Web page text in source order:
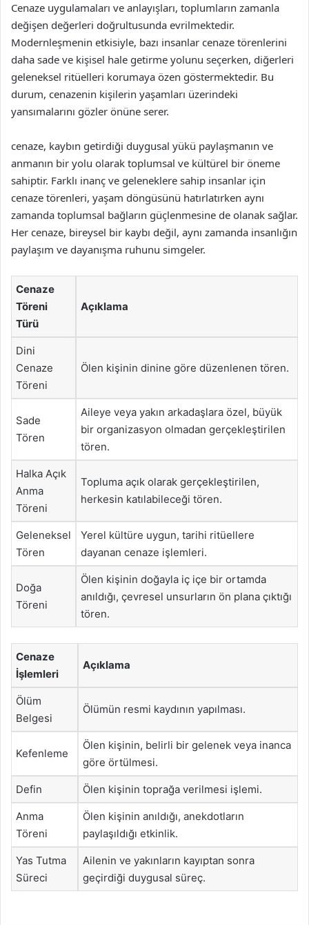
Cenaze uygulamaları ve anlayışları, toplumların zamanla
değişen değerleri doğrultusunda evrilmektedir.
Modernleşmenin etkisiyle, bazı insanlar cenaze törenlerini
daha sade ve kişisel hale getirme yolunu seçerken, diğerleri
geleneksel ritüelleri korumaya özen göstermektedir. Bu
durum, cenazenin kişilerin yaşamları üzerindeki
yansımalarını gözler önüne serer.
cenaze, kaybın getirdiği duygusal yükü paylaşmanın ve
anmanın bir yolu olarak toplumsal ve kültürel bir öneme
sahiptir. Farklı inanç ve geleneklere sahip insanlar için
cenaze törenleri, yaşam döngüsünü hatırlatırken aynı
zamanda toplumsal bağların güçlenmesine de olanak sağlar.
Her cenaze, bireysel bir kaybı değil, aynı zamanda insanlığın
paylaşım ve dayanışma ruhunu simgeler.
Cenaze
Töreni
Türü
Açıklama
Dini
Cenaze
Töreni
Ölen kişinin dinine göre düzenlenen tören.
Sade
Tören
Aileye veya yakın arkadaşlara özel, büyük
bir organizasyon olmadan gerçekleştirilen
tören.
Halka Açık
Anma
Töreni
Topluma açık olarak gerçekleştirilen,
herkesin katılabileceği tören.
Geleneksel
Tören
Yerel kültüre uygun, tarihi ritüellere
dayanan cenaze işlemleri.
Doğa
Töreni
Ölen kişinin doğayla iç içe bir ortamda
anıldığı, çevresel unsurların ön plana çıktığı
tören.
Cenaze
İşlemleri
Açıklama
Ölüm
Belgesi
Ölümün resmi kaydının yapılması.
Kefenleme
Ölen kişinin, belirli bir gelenek veya inanca
göre örtülmesi.
Defin Ölen kişinin toprağa verilmesi işlemi.
Anma
Töreni
Ölen kişinin anıldığı, anekdotların
paylaşıldığı etkinlik.
Yas Tutma
Süreci
Ailenin ve yakınların kayıptan sonra
geçirdiği duygusal süreç.